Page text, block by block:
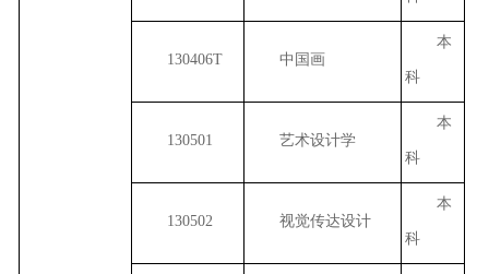
130406T 中国画
本
科
130501 艺术设计学
本
科
130502 视觉传达设计
本
科